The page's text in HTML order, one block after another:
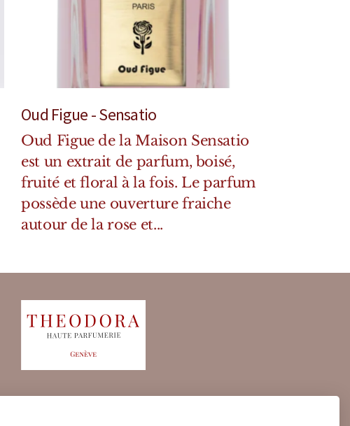
Oud Figue - Sensatio
Oud Figue de la Maison Sensatio
est un extrait de parfum, boisé,
fruité et floral à la fois. Le parfum
possède une ouverture fraiche
autour de la rose et...